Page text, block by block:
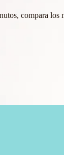
compara